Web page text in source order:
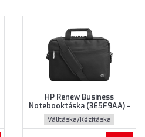
HP Renew Business
Notebooktáska (3E5F9AA) -
Maximum 14.0" méretű
notebookokhoz - Fekete
Válltáska/Kézitáska
Újrahasznosított műanyag